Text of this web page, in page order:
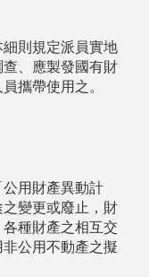
則規定派員實地
、應製發國有財
攜帶使用之。
用財產異動計
變更或廢止，財
種財產之相互交
公用不動產之擬